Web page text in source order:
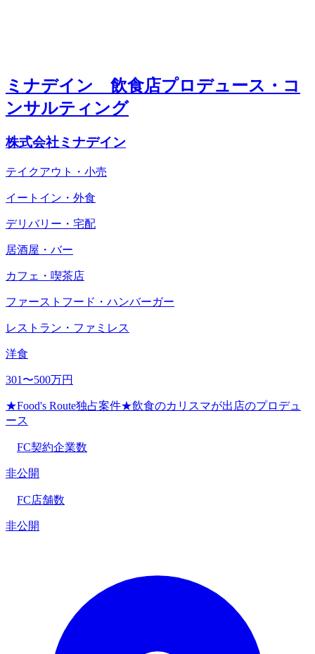
ミナデイン 飲食店プロデュース・コ
ンサルティング
株式会社ミナデイン
テイクアウト・小売
イートイン・外食
デリバリー・宅配
居酒屋・バー
カフェ・喫茶店
ファーストフード・ハンバーガー
レストラン・ファミレス
洋食
301〜500万円
★Food's Route独占案件★飲食のカリスマが出店のプロデュ
ース
FC契約企業数
非公開
FC店舗数
非公開